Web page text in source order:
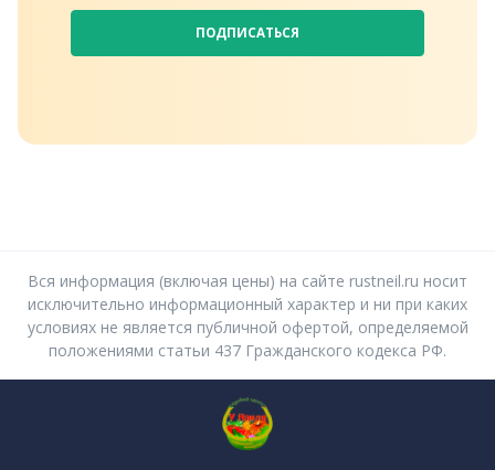
ПОДПИСАТЬСЯ
Вся информация (включая цены) на сайте rustneil.ru носит
исключительно информационный характер и ни при каких
условиях не является публичной офертой, определяемой
положениями статьи 437 Гражданского кодекса РФ.